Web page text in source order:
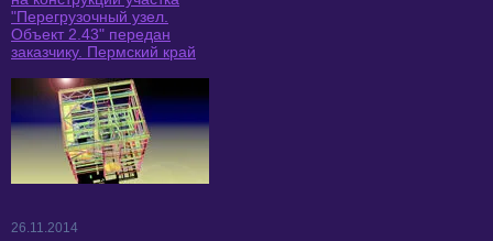
"Перегрузочный узел.
Объект 2.43" передан
заказчику. Пермский край
26.11.2014